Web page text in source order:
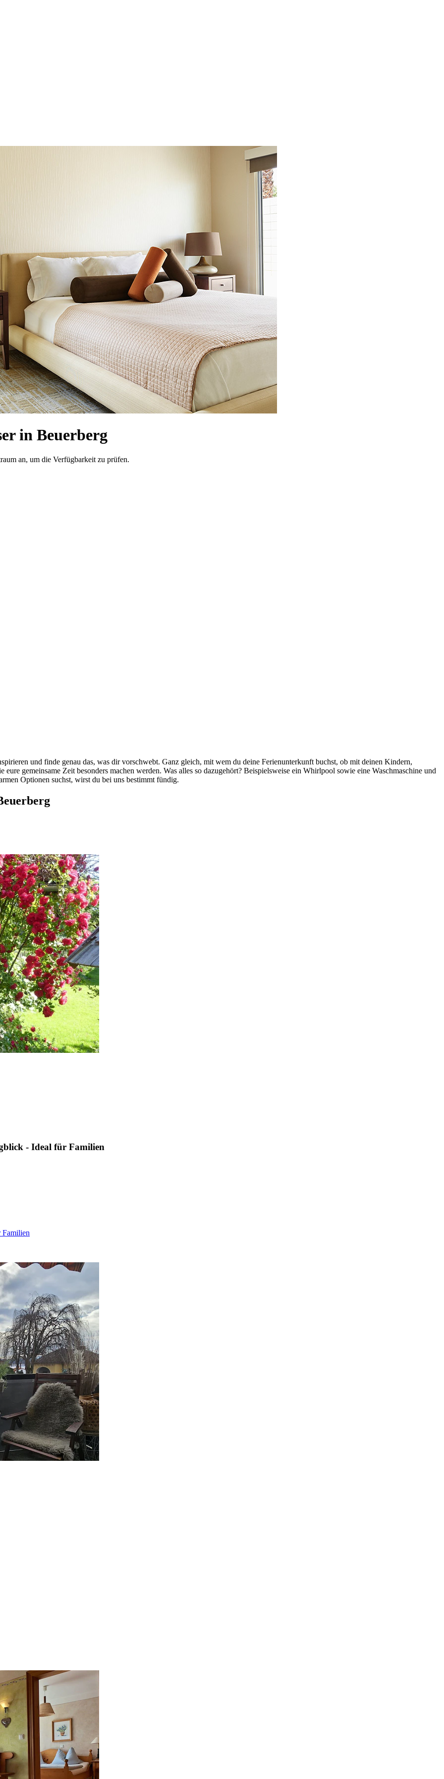
in Beuerberg
an, um die Verfügbarkeit zu prüfen.
und finde genau das, was dir vorschwebt. Ganz gleich, mit wem du deine Ferienunterkunft buchst, ob mit deinen Kindern,
gemeinsame Zeit besonders machen werden. Was alles so dazugehört? Beispielsweise ein Whirlpool sowie eine Waschmaschine und
Optionen suchst, wirst du bei uns bestimmt fündig.
- Ideal für Familien
Familien